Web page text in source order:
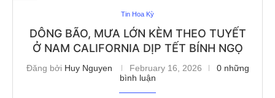
Tin Hoa Kỳ
DÔNG BÃO, MƯA LỚN KÈM THEO TUYẾT
Ở NAM CALIFORNIA DỊP TẾT BÍNH NGỌ
Đăng bởi Huy Nguyen February 16, 2026
0 những
bình luận